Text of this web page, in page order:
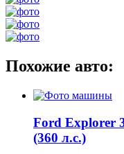
Похожие авто:
Ford Explorer
(360 л.с.)